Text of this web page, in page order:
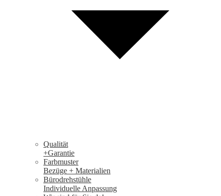
Qualität
+Garantie
Farbmuster
Bezüge + Materialien
Bürodrehstühle
Individuelle Anpassung